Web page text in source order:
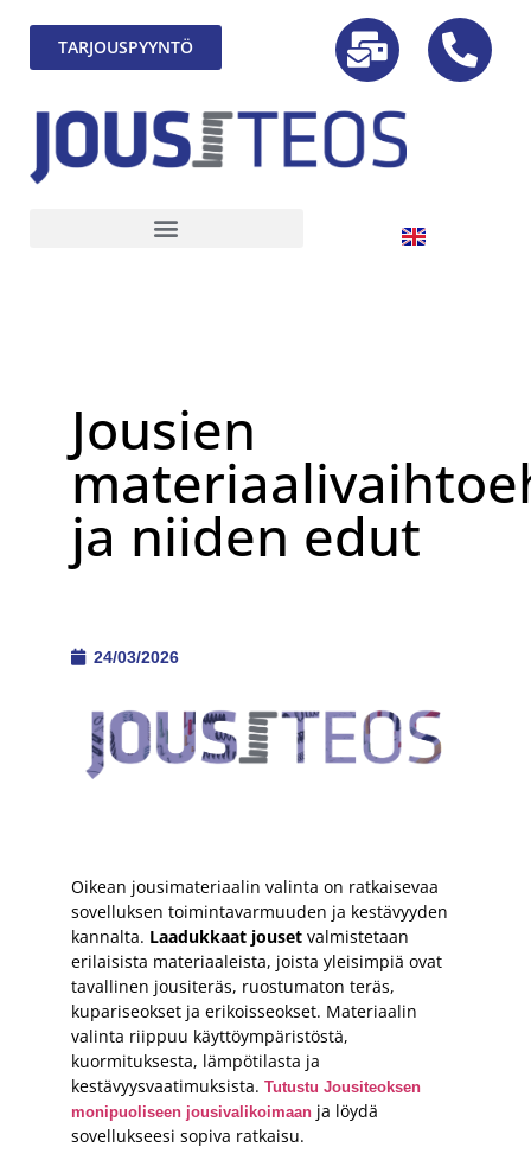
TARJOUSPYYNTÖ
Jousien
ja niiden edut
24/03/2026
Oikean jousimateriaalin valinta on ratkaisevaa
sovelluksen toimintavarmuuden ja kestävyyden
kannalta. Laadukkaat jouset valmistetaan
erilaisista materiaaleista, joista yleisimpiä ovat
tavallinen jousiteräs, ruostumaton teräs,
kupariseokset ja erikoisseokset. Materiaalin
valinta riippuu käyttöympäristöstä,
kuormituksesta, lämpötilasta ja
kestävyysvaatimuksista. Tutustu Jousiteoksen
monipuoliseen jousivalikoimaan ja löydä
sovellukseesi sopiva ratkaisu.